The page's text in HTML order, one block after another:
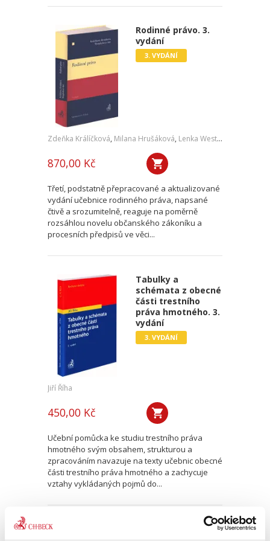
Rodinné právo. 3.
vydání
3. VYDÁNÍ
Zdeňka Králíčková, Milana Hrušáková, Lenka Westphalová
870,00 Kč
Třetí, podstatně přepracované a aktualizované
vydání učebnice rodinného práva, napsané
čtivě a srozumitelně, reaguje na poměrně
rozsáhlou novelu občanského zákoníku a
procesních předpisů ve věci...
Tabulky a
schémata z obecné
části trestního
práva hmotného. 3.
vydání
3. VYDÁNÍ
Jiří Říha
450,00 Kč
Učební pomůcka ke studiu trestního práva
hmotného svým obsahem, strukturou a
zpracováním navazuje na texty učebnic obecné
části trestního práva hmotného a zachycuje
vztahy vykládaných pojmů do...